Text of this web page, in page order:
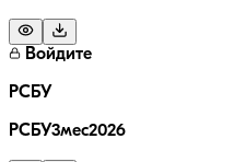
Войдите
РСБУ
РСБУ3мес2026